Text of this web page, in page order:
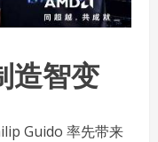
造智变
Guido 率先带来